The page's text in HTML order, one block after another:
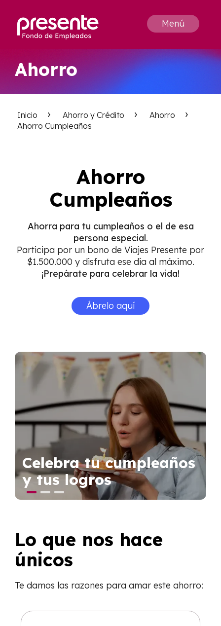
Menú
Ahorro
Inicio Ahorro y Crédito
Ahorro
Ahorro Cumpleaños
Ahorro
Cumpleaños
Ahorra para tu cumpleaños o el de esa
persona especial.
Participa por un bono de Viajes Presente por
$1.500.000 y disfruta ese día al máximo.
¡Prepárate para celebrar la vida!
Ábrelo aquí
Celebra tu cumpleaños
y tus logros
Lo que nos hace
únicos
Te damos las razones para amar este ahorro: